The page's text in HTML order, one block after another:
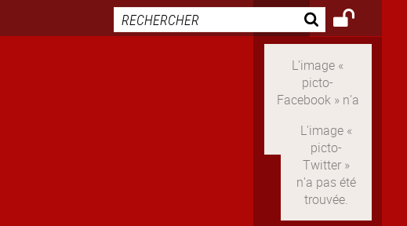
LinkedIn